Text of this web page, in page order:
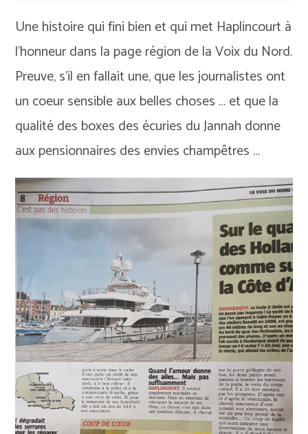
Une histoire qui fini bien et qui met Haplincourt à
l’honneur dans la page région de la Voix du Nord.
Preuve, s’il en fallait une, que les journalistes ont
un coeur sensible aux belles choses … et que la
qualité des boxes des écuries du Jannah donne
aux pensionnaires des envies champêtres …